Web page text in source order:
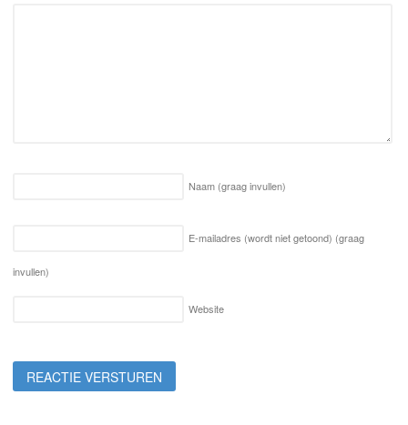
Naam (graag invullen)
E-mailadres (wordt niet getoond) (graag
invullen)
Website